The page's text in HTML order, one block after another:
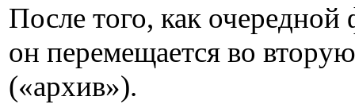
После того, как очередной
он перемещается во
(«архив»).